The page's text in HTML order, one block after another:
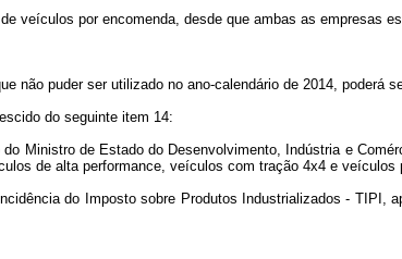
veículos por encomenda, desde que ambas as empresas
não puder ser utilizado no ano-calendário de 2014, poderá
do seguinte item 14:
Ministro de Estado do Desenvolvimento, Indústria e
de alta performance, veículos com tração 4x4 e veículos
do Imposto sobre Produtos Industrializados - TIPI,